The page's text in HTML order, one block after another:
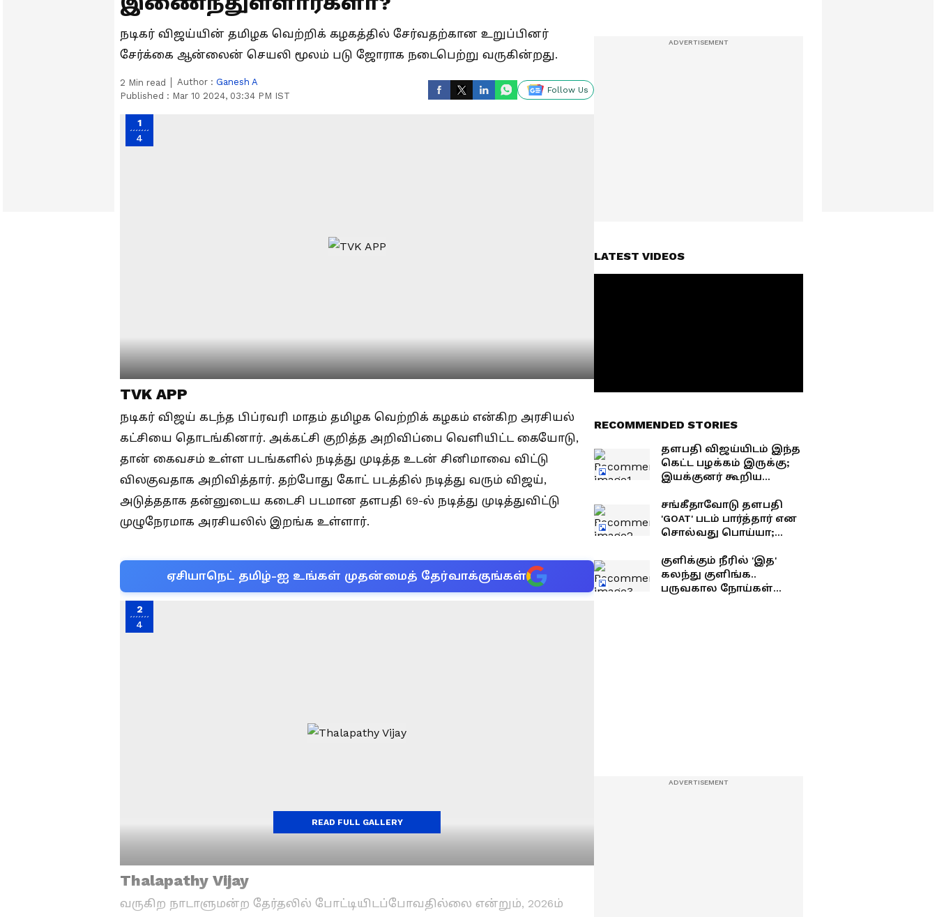
நடிகர் விஜய்யின் தமிழக வெற்றிக் கழகத்தில் சேர்வதற்கான உறுப்பினர்
சேர்க்கை ஆன்லைன் செயலி மூலம் படு ஜோராக நடைபெற்று வருகின்றது.
2 Min read Author : Ganesh A
Published : Mar 10 2024, 03:34 PM IST
Follow Us
1
4
TVK APP
நடிகர் விஜய் கடந்த பிப்ரவரி மாதம் தமிழக வெற்றிக் கழகம் என்கிற அரசியல்
கட்சியை தொடங்கினார். அக்கட்சி குறித்த அறிவிப்பை வெளியிட்ட கையோடு,
தான் கைவசம் உள்ள படங்களில் நடித்து முடித்த உடன் சினிமாவை விட்டு
விலகுவதாக அறிவித்தார். தற்போது கோட் படத்தில் நடித்து வரும் விஜய்,
அடுத்ததாக தன்னுடைய கடைசி படமான தளபதி 69-ல் நடித்து முடித்துவிட்டு
முழுநேரமாக அரசியலில் இறங்க உள்ளார்.
ஏசியாநெட் தமிழ்-ஐ உங்கள் முதன்மைத் தேர்வாக்குங்கள்
2
4
Thalapathy Vijay
வருகிற நாடாளுமன்ற தேர்தலில் போட்டியிடப்போவதில்லை என்றும், 2026ம்
READ FULL GALLERY
LATEST VIDEOS
RECOMMENDED STORIES
தளபதி விஜய்யிடம் இந்த
கெட்ட பழக்கம் இருக்கு;
இயக்குனர் கூறிய
சங்கீதாவோடு தளபதி
'GOAT' படம் பார்த்தார் என
சொல்வது பொய்யா;
யாருடன் பார்த்தார்
தெரியுமா?
குளிக்கும் நீரில் 'இத'
கலந்து குளிங்க..
பருவகால நோய்கள்